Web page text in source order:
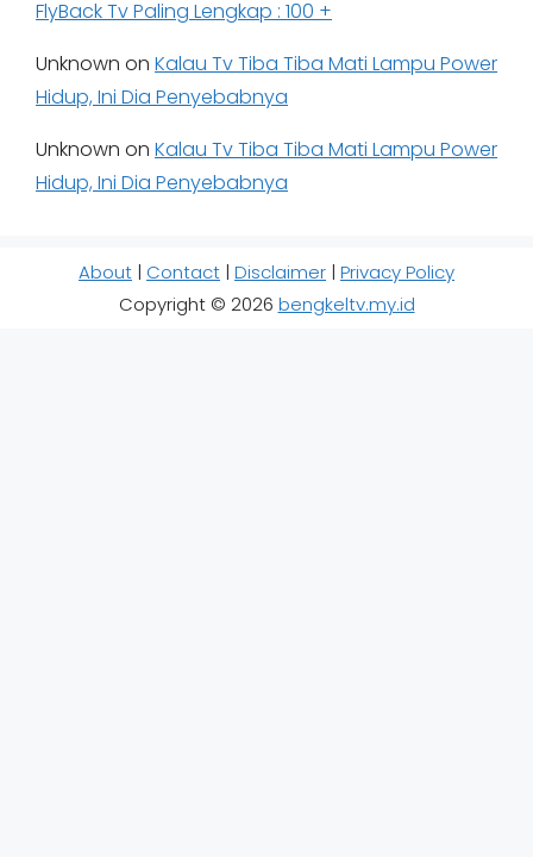
FlyBack Tv Paling Lengkap : 100 +
Unknown on Kalau Tv Tiba Tiba Mati Lampu Power
Hidup, Ini Dia Penyebabnya
Unknown on Kalau Tv Tiba Tiba Mati Lampu Power
Hidup, Ini Dia Penyebabnya
About | Contact | Disclaimer | Privacy Policy
Copyright © 2026 bengkeltv.my.id